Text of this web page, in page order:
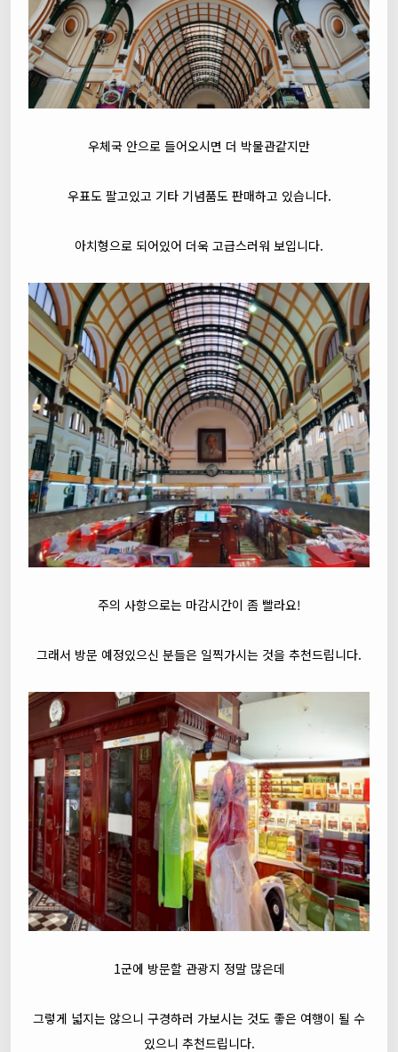
우체국 안으로 들어오시면 더 박물관같지만
우표도 팔고있고 기타 기념품도 판매하고 있습니다.
아치형으로 되어있어 더욱 고급스러워 보입니다.
주의 사항으로는 마감시간이 좀 빨라요!
그래서 방문 예정있으신 분들은 일찍가시는 것을 추천드립니다.
1군에 방문할 관광지 정말 많은데
그렇게 넓지는 않으니 구경하러 가보시는 것도 좋은 여행이 될 수
있으니 추천드립니다.